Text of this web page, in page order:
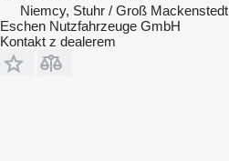
Niemcy, Stuhr / Groß Mackenstedt
Eschen Nutzfahrzeuge GmbH
Kontakt z dealerem